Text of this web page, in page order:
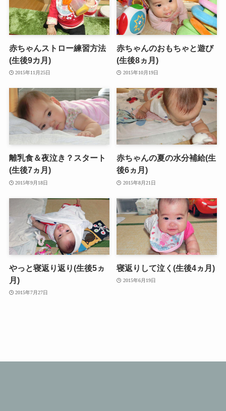
赤ちゃんストロー練習方法
(生後9カ月)
2015年11月25日
赤ちゃんのおもちゃと遊び
(生後8ヵ月)
2015年10月19日
離乳食＆夜泣き？スタート
(生後7ヵ月)
2015年9月18日
赤ちゃんの夏の水分補給(生
後6ヵ月)
2015年8月21日
やっと寝返り返り(生後5ヵ
月)
2015年7月27日
寝返りして泣く(生後4ヵ月)
2015年6月19日